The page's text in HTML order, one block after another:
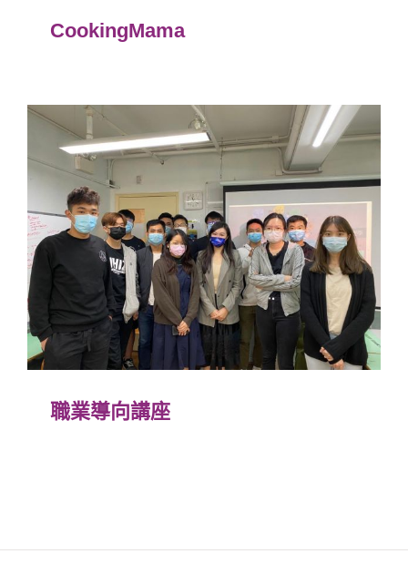
CookingMama
職業導向講座